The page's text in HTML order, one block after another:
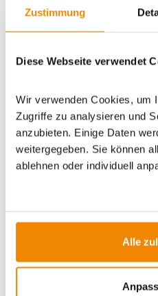
Zustimmung
Diese Webseite verwendet
Wir verwenden Cookies, um
Zugriffe zu analysieren und
anzubieten. Einige Daten
weitergegeben. Sie können
ablehnen oder individuell
Alle
WICHTIGE INFOS
Dieses Produkt finden Sie
Outdoor|Outdoormöbel|
Grilltische/Grillablagen|